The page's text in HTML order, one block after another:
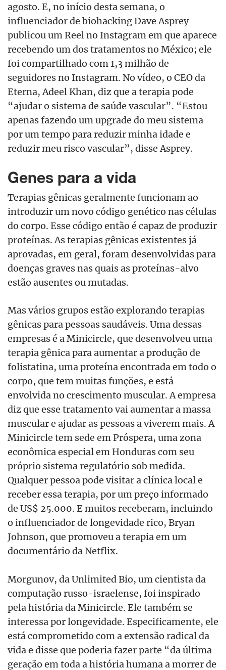
agosto. E, no início desta semana, o
influenciador de biohacking Dave Asprey
publicou um Reel no Instagram em que aparece
recebendo um dos tratamentos no México; ele
foi compartilhado com 1,3 milhão de
seguidores no Instagram. No vídeo, o CEO da
Eterna, Adeel Khan, diz que a terapia pode
“ajudar o sistema de saúde vascular”. “Estou
apenas fazendo um upgrade do meu sistema
por um tempo para reduzir minha idade e
reduzir meu risco vascular”, disse Asprey.
Genes para a vida
Terapias gênicas geralmente funcionam ao
introduzir um novo código genético nas células
do corpo. Esse código então é capaz de produzir
proteínas. As terapias gênicas existentes já
aprovadas, em geral, foram desenvolvidas para
doenças graves nas quais as proteínas-alvo
estão ausentes ou mutadas.
Mas vários grupos estão explorando terapias
gênicas para pessoas saudáveis. Uma dessas
empresas é a Minicircle, que desenvolveu uma
terapia gênica para aumentar a produção de
folistatina, uma proteína encontrada em todo o
corpo, que tem muitas funções, e está
envolvida no crescimento muscular. A empresa
diz que esse tratamento vai aumentar a massa
muscular e ajudar as pessoas a viverem mais. A
Minicircle tem sede em Próspera, uma zona
econômica especial em Honduras com seu
próprio sistema regulatório sob medida.
Qualquer pessoa pode visitar a clínica local e
receber essa terapia, por um preço informado
de US$ 25.000. E muitos receberam, incluindo
o influenciador de longevidade rico, Bryan
Johnson, que promoveu a terapia em um
documentário da Netflix.
Morgunov, da Unlimited Bio, um cientista da
computação russo-israelense, foi inspirado
pela história da Minicircle. Ele também se
interessa por longevidade. Especificamente, ele
está comprometido com a extensão radical da
vida e disse que poderia fazer parte “da última
geração em toda a história humana a morrer de